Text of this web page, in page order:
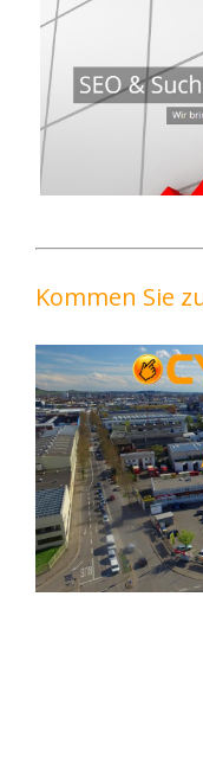
Kommen Sie